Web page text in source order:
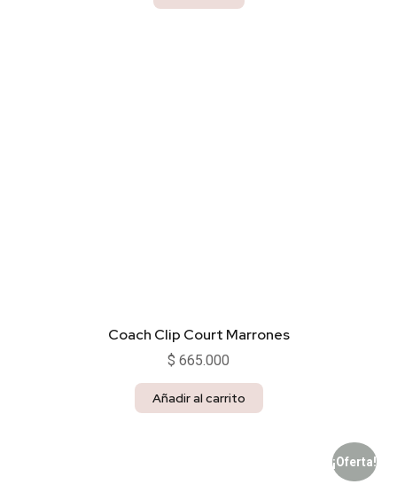
Coach Clip Court Marrones
$ 665.000
Añadir al carrito
¡Oferta!